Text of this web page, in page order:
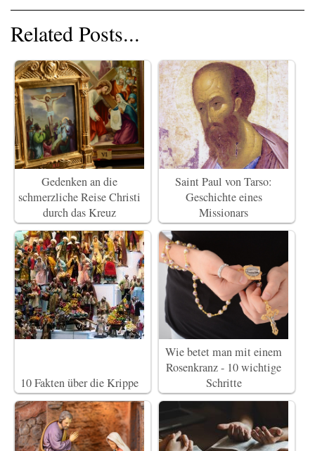
Related Posts...
Gedenken an die
schmerzliche Reise Christi
durch das Kreuz
Saint Paul von Tarso:
Geschichte eines
Missionars
10 Fakten über die Krippe
Wie betet man mit einem
Rosenkranz - 10 wichtige
Schritte